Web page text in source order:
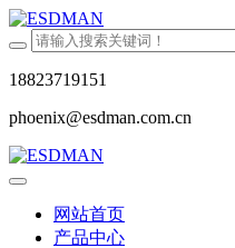
18823719151
phoenix@esdman.com.cn
网站首页
产品中心